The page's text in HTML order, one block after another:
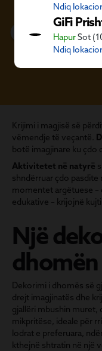
Ndiq
GiFi
HapurSot
Ndiq
Gëzoni
Krijimi i magjisë së
vëmendje të veçantë.
botë imagjinare ku çdo
Aktivitetet në natyrë
shndërruar çdo
momentet argëtuese –
edukative – krijojnë
Një
Dekorimi i dhomës së
drejt imagjinatës dhe
gjallëri mbushin muret,
mikpritëse, ideale për
lodrat e preferuara,
kthejnë shtratin në një